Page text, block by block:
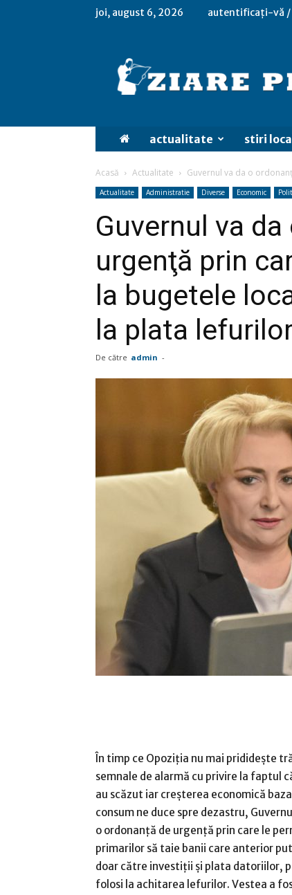
joi, august 6, 2026 autentificați-vă
actualitate stiri
Acasă Actualitate Guvernul va da o
Actualitate Administratie Diverse Economic
Guvernul va
urgenţă prin
la bugetele
la plata
De către admin -
În timp ce Opoziţia nu mai pridideşte
semnale de alarmă cu privire la faptul
au scăzut iar creşterea economică
consum ne duce spre dezastru,
o ordonanţă de urgenţă prin care le
primarilor să taie banii care anterior
doar către investiţii şi plata datoriilor,
folosi la achitarea lefurilor. Vestea a